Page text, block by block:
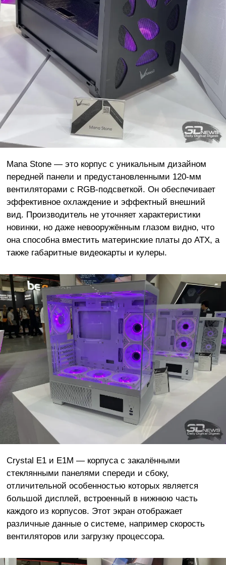
Mana Stone — это корпус с уникальным дизайном
передней панели и предустановленными 120-мм
вентиляторами с RGB-подсветкой. Он обеспечивает
эффективное охлаждение и эффектный внешний
вид. Производитель не уточняет характеристики
новинки, но даже невооружённым глазом видно, что
она способна вместить материнские платы до ATX, а
также габаритные видеокарты и кулеры.
Crystal E1 и E1M — корпуса с закалёнными
стеклянными панелями спереди и сбоку,
отличительной особенностью которых является
большой дисплей, встроенный в нижнюю часть
каждого из корпусов. Этот экран отображает
различные данные о системе, например скорость
вентиляторов или загрузку процессора.